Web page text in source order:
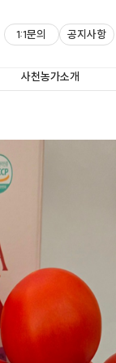
1:1문의 공지사항
사천농가소개